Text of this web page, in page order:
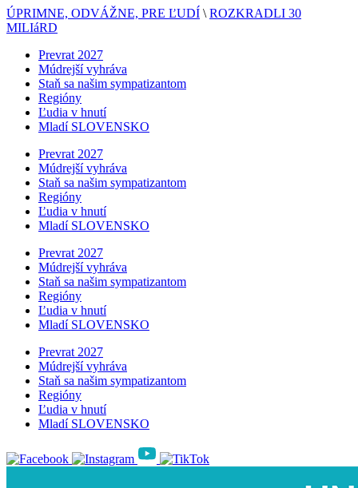
ÚPRIMNE, ODVÁŽNE, PRE ĽUDÍ \ ROZKRADLI 30
MILIáRD
Prevrat 2027
Múdrejší vyhráva
Staň sa našim sympatizantom
Regióny
Ľudia v hnutí
Mladí SLOVENSKO
Prevrat 2027
Múdrejší vyhráva
Staň sa našim sympatizantom
Regióny
Ľudia v hnutí
Mladí SLOVENSKO
Prevrat 2027
Múdrejší vyhráva
Staň sa našim sympatizantom
Regióny
Ľudia v hnutí
Mladí SLOVENSKO
Prevrat 2027
Múdrejší vyhráva
Staň sa našim sympatizantom
Regióny
Ľudia v hnutí
Mladí SLOVENSKO